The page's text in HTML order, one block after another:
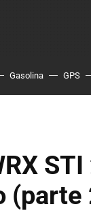
Gasolina GPS
(parte